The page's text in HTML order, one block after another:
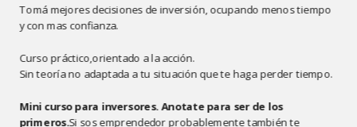
Lo que reitero es que he visto excelentes
presentaciones de planes de negocios, sobre
reiteradas, lo que es peor.
Abrazo
Responder
Tomá mejores decisiones de inversión, ocupando menos tiempo
y con mas confianza.
Curso práctico,orientado a la acción.
Sin teoría no adaptada a tu situación que te haga perder tiempo.
Mini curso para inversores. Anotate para ser de los
primeros.Si sos emprendedor probablemente también te